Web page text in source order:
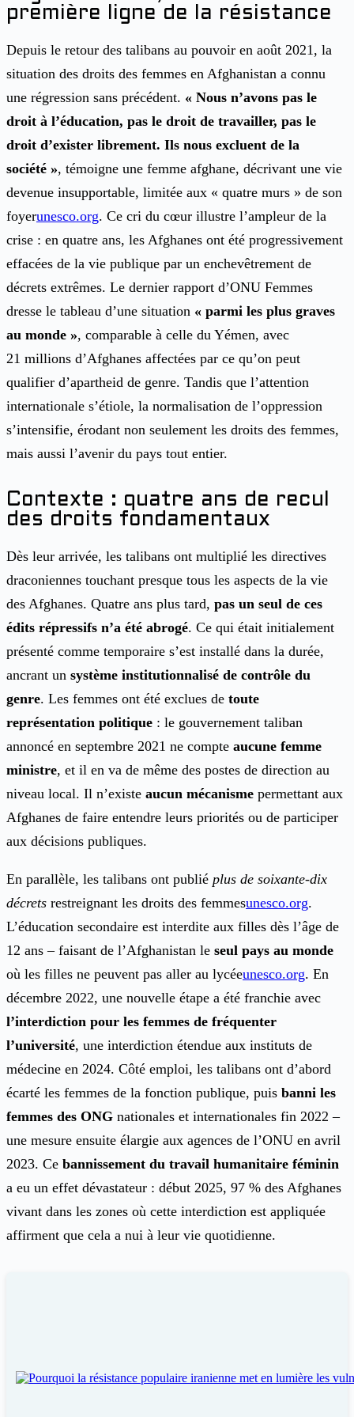
première ligne de la résistance
Depuis le retour des talibans au pouvoir en août 2021, la
situation des droits des femmes en Afghanistan a connu
une régression sans précédent. « Nous n’avons pas le
droit à l’éducation, pas le droit de travailler, pas le
droit d’exister librement. Ils nous excluent de la
société », témoigne une femme afghane, décrivant une vie
devenue insupportable, limitée aux « quatre murs » de son
foyerunesco.org. Ce cri du cœur illustre l’ampleur de la
crise : en quatre ans, les Afghanes ont été progressivement
effacées de la vie publique par un enchevêtrement de
décrets extrêmes. Le dernier rapport d’ONU Femmes
dresse le tableau d’une situation « parmi les plus graves
au monde », comparable à celle du Yémen, avec
21 millions d’Afghanes affectées par ce qu’on peut
qualifier d’apartheid de genre. Tandis que l’attention
internationale s’étiole, la normalisation de l’oppression
s’intensifie, érodant non seulement les droits des femmes,
mais aussi l’avenir du pays tout entier.
Contexte : quatre ans de recul
des droits fondamentaux
Dès leur arrivée, les talibans ont multiplié les directives
draconiennes touchant presque tous les aspects de la vie
des Afghanes. Quatre ans plus tard, pas un seul de ces
édits répressifs n’a été abrogé. Ce qui était initialement
présenté comme temporaire s’est installé dans la durée,
ancrant un système institutionnalisé de contrôle du
genre. Les femmes ont été exclues de toute
représentation politique : le gouvernement taliban
annoncé en septembre 2021 ne compte aucune femme
ministre, et il en va de même des postes de direction au
niveau local. Il n’existe aucun mécanisme permettant aux
Afghanes de faire entendre leurs priorités ou de participer
aux décisions publiques.
En parallèle, les talibans ont publié plus de soixante-dix
décrets restreignant les droits des femmesunesco.org.
L’éducation secondaire est interdite aux filles dès l’âge de
12 ans – faisant de l’Afghanistan le seul pays au monde
où les filles ne peuvent pas aller au lycéeunesco.org. En
décembre 2022, une nouvelle étape a été franchie avec
l’interdiction pour les femmes de fréquenter
l’université, une interdiction étendue aux instituts de
médecine en 2024. Côté emploi, les talibans ont d’abord
écarté les femmes de la fonction publique, puis banni les
femmes des ONG nationales et internationales fin 2022 –
une mesure ensuite élargie aux agences de l’ONU en avril
2023. Ce bannissement du travail humanitaire féminin
a eu un effet dévastateur : début 2025, 97 % des Afghanes
vivant dans les zones où cette interdiction est appliquée
affirment que cela a nui à leur vie quotidienne.